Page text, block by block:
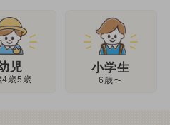
児
4歳5歳
小学生
6歳〜